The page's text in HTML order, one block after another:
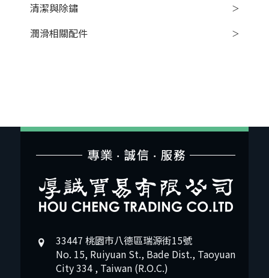
清潔與除鏽
潤滑相關配件
33447 桃園市八德區瑞源街15號
No. 15, Ruiyuan St., Bade Dist., Taoyuan
City 334 , Taiwan (R.O.C.)